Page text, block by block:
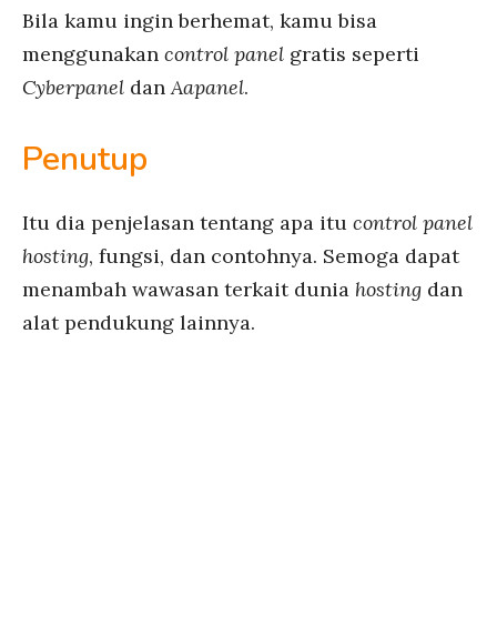
Bila kamu ingin berhemat, kamu bisa
menggunakan control panel gratis seperti
Cyberpanel danAapanel.
Penutup
Itu dia penjelasan tentang apa itu control panel
hosting, fungsi, dan contohnya. Semoga dapat
menambah wawasan terkait dunia hosting dan
alat pendukung lainnya.